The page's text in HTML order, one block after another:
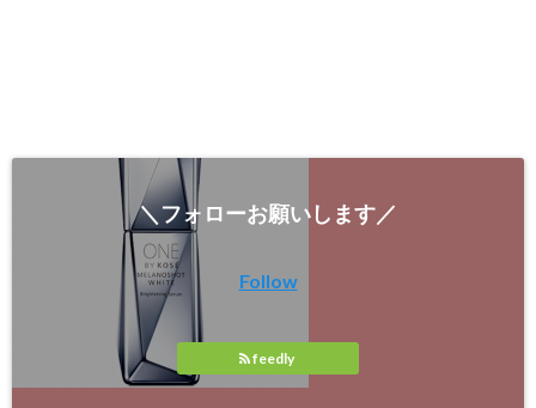
＼フォローお願いします／
Follow
feedly